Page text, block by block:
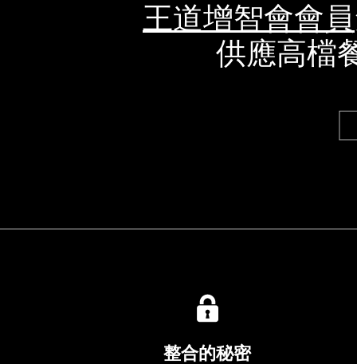
王道增智會會員
供應高檔
整合的秘密